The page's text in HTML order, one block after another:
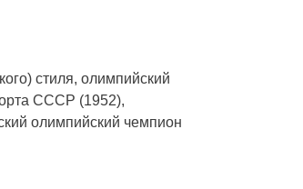
стиля, олимпийский
СССР (1952),
олимпийский чемпион